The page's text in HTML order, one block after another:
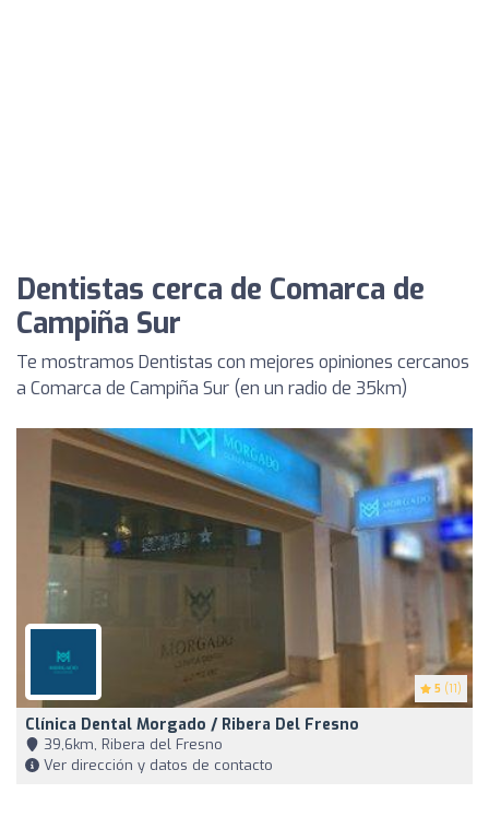
Dentistas cerca de Comarca de
Campiña Sur
Te mostramos Dentistas con mejores opiniones cercanos
a Comarca de Campiña Sur (en un radio de 35km)
5 (11)
Clínica Dental Morgado / Ribera Del Fresno
39,6km, Ribera del Fresno
Ver dirección y datos de contacto